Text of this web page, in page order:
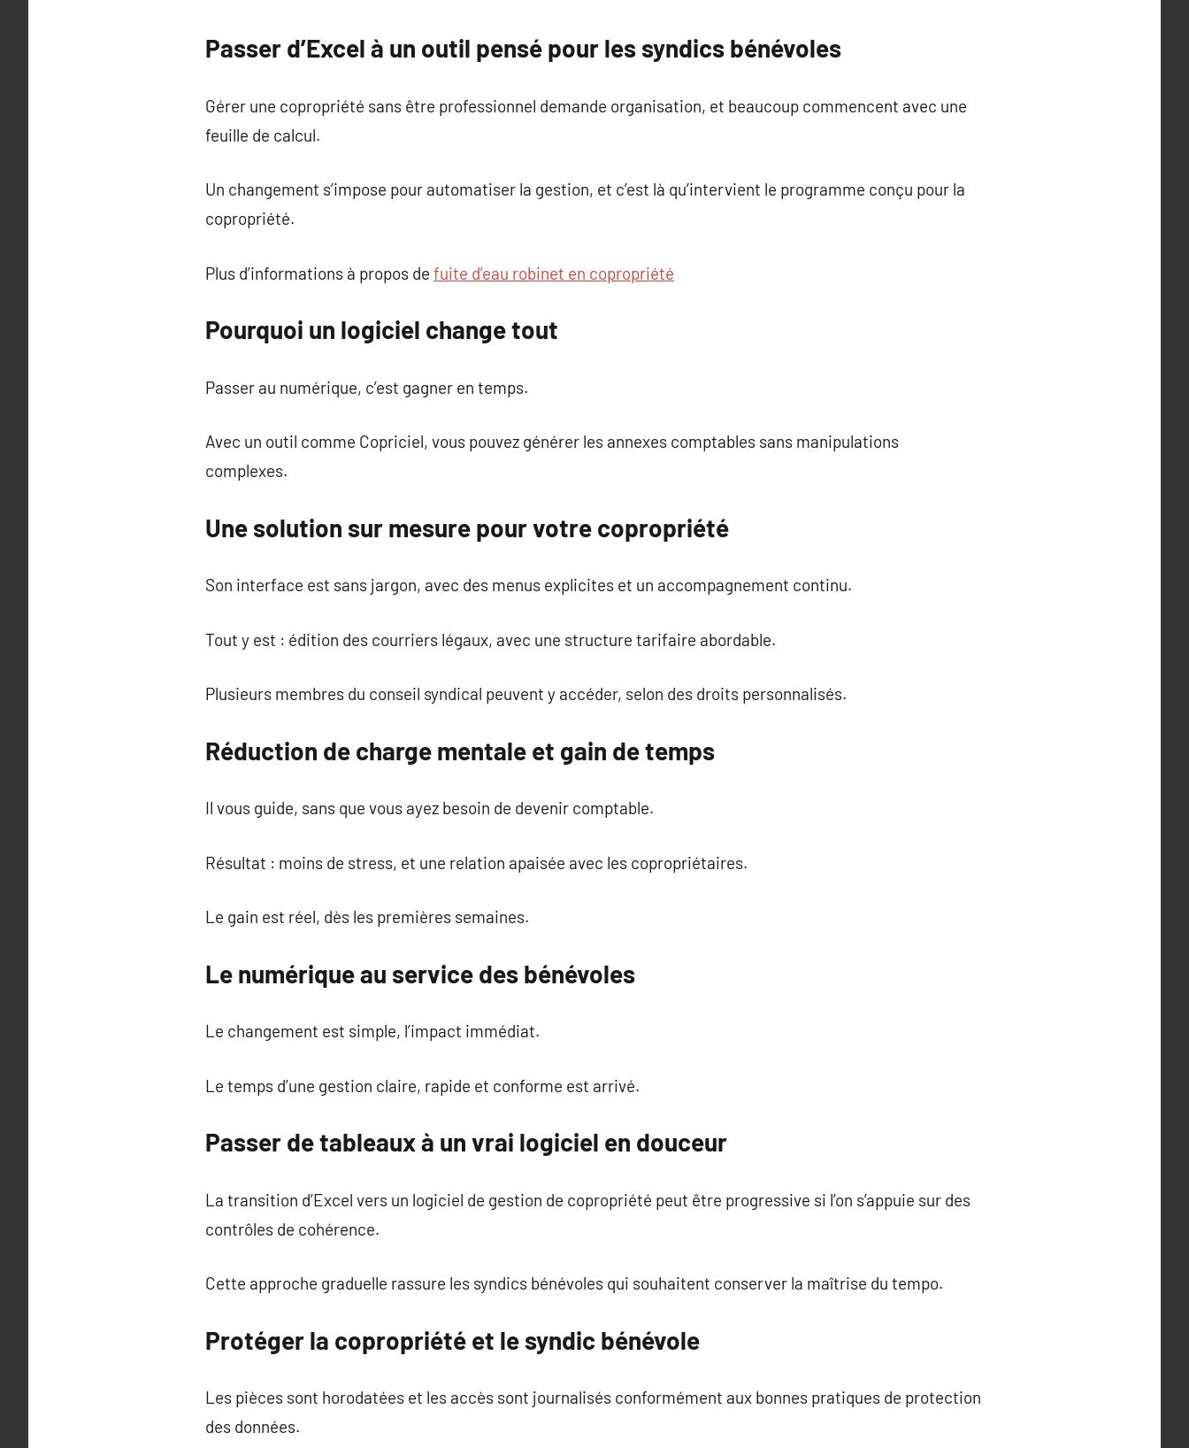
Passer d’Excel à un outil pensé pour les syndics bénévoles
Gérer une copropriété sans être professionnel demande organisation, et beaucoup commencent avec une
feuille de calcul.
Un changement s’impose pour automatiser la gestion, et c’est là qu’intervient le programme conçu pour la
copropriété.
Plus d’informations à propos de fuite d’eau robinet en copropriété
Pourquoi un logiciel change tout
Passer au numérique, c’est gagner en temps.
Avec un outil comme Copriciel, vous pouvez générer les annexes comptables sans manipulations
complexes.
Une solution sur mesure pour votre copropriété
Son interface est sans jargon, avec des menus explicites et un accompagnement continu.
Tout y est : édition des courriers légaux, avec une structure tarifaire abordable.
Plusieurs membres du conseil syndical peuvent y accéder, selon des droits personnalisés.
Réduction de charge mentale et gain de temps
Il vous guide, sans que vous ayez besoin de devenir comptable.
Résultat : moins de stress, et une relation apaisée avec les copropriétaires.
Le gain est réel, dès les premières semaines.
Le numérique au service des bénévoles
Le changement est simple, l’impact immédiat.
Le temps d’une gestion claire, rapide et conforme est arrivé.
Passer de tableaux à un vrai logiciel en douceur
La transition d’Excel vers un logiciel de gestion de copropriété peut être progressive si l’on s’appuie sur des
contrôles de cohérence.
Cette approche graduelle rassure les syndics bénévoles qui souhaitent conserver la maîtrise du tempo.
Protéger la copropriété et le syndic bénévole
Les pièces sont horodatées et les accès sont journalisés conformément aux bonnes pratiques de protection
des données.